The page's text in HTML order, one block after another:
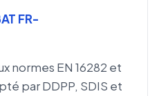
FR-
normes EN 16282 et
par DDPP, SDIS et